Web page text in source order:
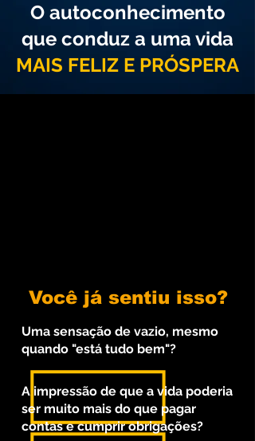
O autoconhecimento
que conduz a uma vida
MAIS FELIZ E PRÓSPERA
Você já sentiu isso?
Uma sensação de vazio, mesmo
quando "está tudo bem"?
A impressão de que a vida poderia
ser muito mais do que pagar
contas e cumprir obrigações?